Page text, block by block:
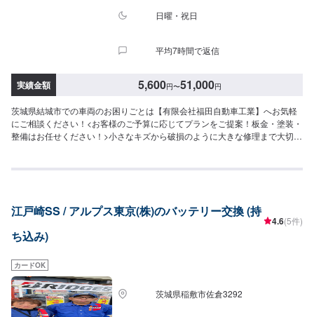
日曜・祝日
平均7時間で返信
実績金額 5,600円〜51,000円
茨城県結城市での車両のお困りごとは【有限会社福田自動車工業】へお気軽
にご相談ください！<お客様のご予算に応じてプランをご提案！板金・塗装・
整備はお任せください！>小さなキズから破損のように大きな修理まで大切な
きし、最適な施工方法をご提案しますので、お気軽にお問い合わせ下さい。
～2日程度で納車となります。(要相談)納期は前後する場合がございます。予
めご了承ください。-----代車について-----代車をご用意しています。お車の作
業中は代車をご利用ください。※代車の燃料代はお客様にご負担いただいてお
ださい。駐車スペースは事務所前の空いているスペースに駐車してくださ
い。受付はスタッフへ「メンテモで予約しました」とお伝えください。ご案
内いたします。【定休日・営業時間】定休日：日曜、祝日営業時間：
8:00~18:00
江戸崎SS / アルプス東京(株)のバッテリー交換 (持
ち込み)
4.6(5件)
カードOK
茨城県稲敷市佐倉3292